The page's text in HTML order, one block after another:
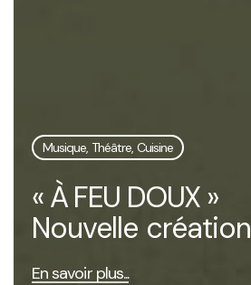
Musique, Théâtre, Cuisine
« À FEU DOUX »
Nouvelle création
En savoir plus...